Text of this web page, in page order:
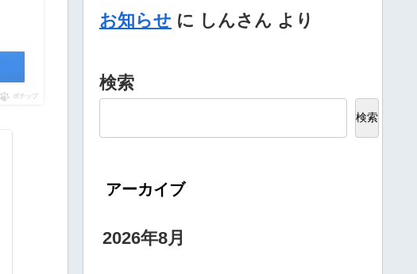
ポチップ
お知らせ に しんさん より
検索
検索
アーカイブ
2026年8月